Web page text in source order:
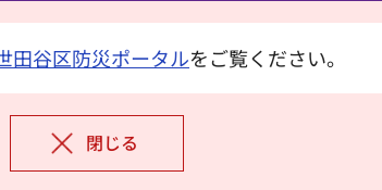
田谷区防災ポータルをご覧ください。
閉じる